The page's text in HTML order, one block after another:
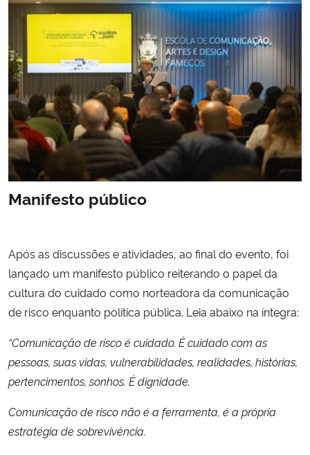
Manifesto público
Após as discussões e atividades, ao final do evento, foi
lançado um manifesto público reiterando o papel da
cultura do cuidado como norteadora da comunicação
de risco enquanto política pública. Leia abaixo na íntegra:
“Comunicação de risco é cuidado. É cuidado com as
pessoas, suas vidas, vulnerabilidades, realidades, histórias,
pertencimentos, sonhos. É dignidade.
Comunicação de risco não é a ferramenta, é a própria
estratégia de sobrevivência.